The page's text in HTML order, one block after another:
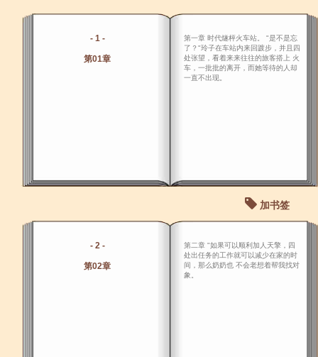
- 1 -
第01章
第一章 时代燧枰火车站。 "是不是忘
了？"玲子在车站内来回踱步，并且四
处张望，看着来来往往的旅客搭上 火
车，一批批的离开，而她等待的人却
一直不出现。
加书签
- 2 -
第02章
第二章 "如果可以顺利加人天擎，四
处出任务的工作就可以减少在家的时
间，那么奶奶也 不会老想着帮我找对
象。